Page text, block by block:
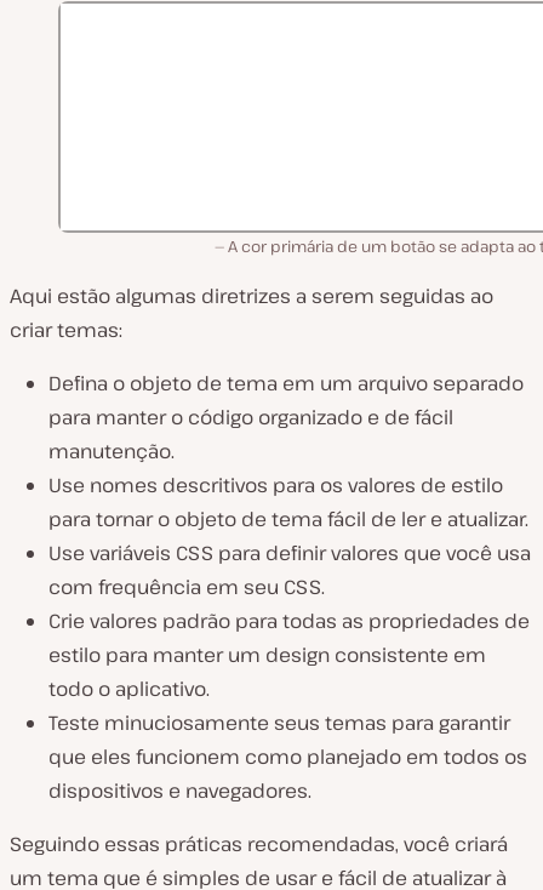
A cor primária de um botão se adapta ao
Aqui estão algumas diretrizes a serem seguidas ao
criar temas:
Defina o objeto de tema em um arquivo separado
para manter o código organizado e de fácil
manutenção.
Use nomes descritivos para os valores de estilo
para tornar o objeto de tema fácil de ler e atualizar.
Use variáveis CSS para definir valores que você usa
com frequência em seu CSS.
Crie valores padrão para todas as propriedades de
estilo para manter um design consistente em
todo o aplicativo.
Teste minuciosamente seus temas para garantir
que eles funcionem como planejado em todos os
dispositivos e navegadores.
Seguindo essas práticas recomendadas, você criará
um tema que é simples de usar e fácil de atualizar à